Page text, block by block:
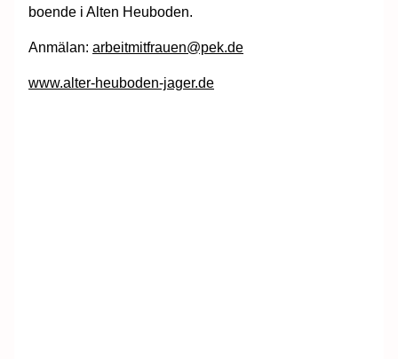
boende i Alten Heuboden.
Anmälan: arbeitmitfrauen@pek.de
www.alter-heuboden-jager.de